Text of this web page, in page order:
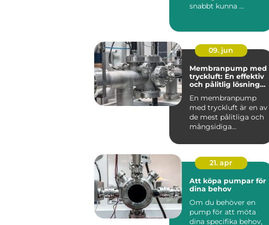
snabbt kunna ...
09. jun
Membranpump med
tryckluft: En effektiv
och pålitlig lösning
En membranpump
med tryckluft är en av
de mest pålitliga och
mångsidiga
21. apr
Att köpa pumpar för
dina behov
Om du behöver en
pump för att möta
dina specifika behov,